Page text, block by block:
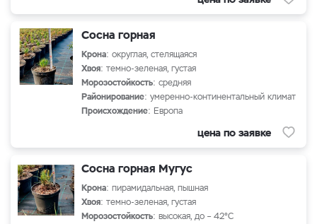
Сосна горная
Крона: округлая, стелящаяся
Хвоя: темно-зеленая, густая
Морозостойкость: средняя
Районирование: умеренно-континентальный климат
Происхождение: Европа
цена по заявке
Сосна горная Мугус
Крона: пирамидальная, пышная
Хвоя: темно-зеленая, густая
Морозостойкость: высокая, до – 42°С